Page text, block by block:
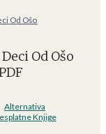
Od Ošo
Alternativa
Knjige